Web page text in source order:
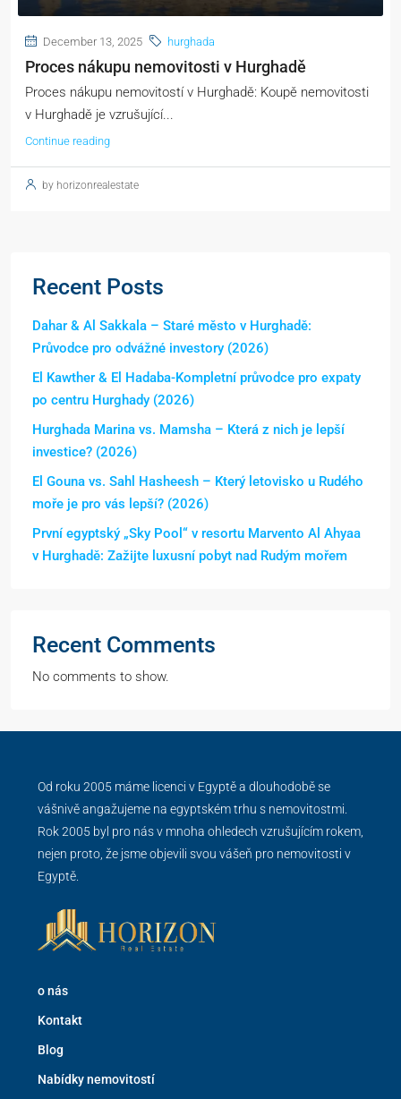
December 13, 2025 hurghada
Proces nákupu nemovitosti v Hurghadě
Proces nákupu nemovitostí v Hurghadě: Koupě nemovitosti
v Hurghadě je vzrušující...
Continue reading
by horizonrealestate
Recent Posts
Dahar & Al Sakkala – Staré město v Hurghadě:
Průvodce pro odvážné investory (2026)
El Kawther & El Hadaba-Kompletní průvodce pro expaty
po centru Hurghady (2026)
Hurghada Marina vs. Mamsha – Která z nich je lepší
investice? (2026)
El Gouna vs. Sahl Hasheesh – Který letovisko u Rudého
moře je pro vás lepší? (2026)
První egyptský „Sky Pool“ v resortu Marvento Al Ahyaa
v Hurghadě: Zažijte luxusní pobyt nad Rudým mořem
Recent Comments
No comments to show.
Od roku 2005 máme licenci v Egyptě a dlouhodobě se
vášnivě angažujeme na egyptském trhu s nemovitostmi.
Rok 2005 byl pro nás v mnoha ohledech vzrušujícím rokem,
nejen proto, že jsme objevili svou vášeň pro nemovitosti v
Egyptě.
o nás
Kontakt
Blog
Nabídky nemovitostí